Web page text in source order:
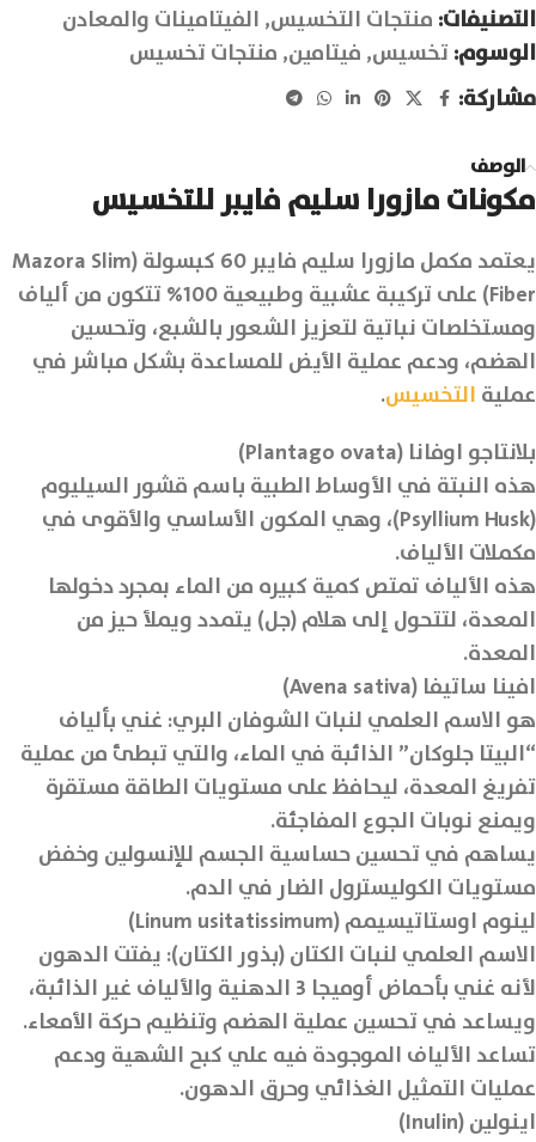
التصنيفات: منتجات التخسيس, الفيتامينات والمعادن
الوسوم:تخسيس, فيتامين, منتجات تخسيس
مشاركة:
الوصف
مكونات مازورا سليم فايبر للتخسيس
يعتمد مكمل مازورا سليم فايبر 60 كبسولة (Mazora Slim
Fiber) على تركيبة عشبية وطبيعية 100% تتكون من ألياف
ومستخلصات نباتية لتعزيز الشعور بالشبع، وتحسين
الهضم، ودعم عملية الأيض للمساعدة بشكل مباشر في
عملية التخسيس.
بلانتاجو اوفانا (Plantago ovata)
هذه النبتة في الأوساط الطبية باسم قشور السيليوم
(Psyllium Husk)، وهي المكون الأساسي والأقوى في
مكملات الألياف.
هذه الألياف تمتص كمية كبيره من الماء بمجرد دخولها
المعدة، لتتحول إلى هلام (جل) يتمدد ويملأ حيز من
المعدة.
افينا ساتيفا (Avena sativa)
هو الاسم العلمي لنبات الشوفان البري: غني بألياف
“البيتا جلوكان” الذائبة في الماء، والتي تبطئ من عملية
تفريغ المعدة، ليحافظ على مستويات الطاقة مستقرة
ويمنع نوبات الجوع المفاجئة.
يساهم في تحسين حساسية الجسم للإنسولين وخفض
مستويات الكوليسترول الضار في الدم.
لينوم اوستاتيسيمم (Linum usitatissimum)
الاسم العلمي لنبات الكتان (بذور الكتان): يفتت الدهون
لأنه غني بأحماض أوميجا 3 الدهنية والألياف غير الذائبة،
ويساعد في تحسين عملية الهضم وتنظيم حركة الأمعاء.
تساعد الألياف الموجودة فيه علي كبح الشهية ودعم
عمليات التمثيل الغذائي وحرق الدهون.
اينولين (Inulin)